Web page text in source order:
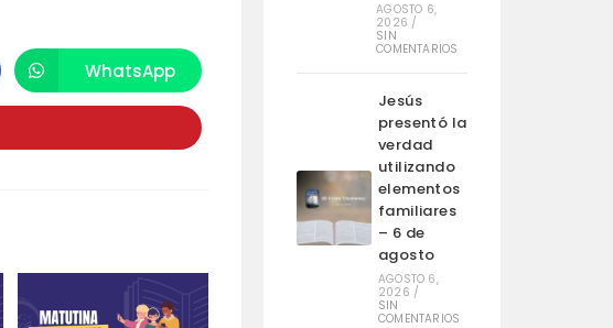
Se
abre
en
ventana
WhatsApp
AGOSTO 6,
2026 /
SIN
COMENTARIOS
Jesús
presentó la
verdad
utilizando
elementos
familiares
– 6 de
agosto
AGOSTO 6,
2026 /
SIN
COMENTARIOS